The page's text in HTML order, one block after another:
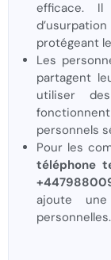
efficace.
protégeant
Les
partagent
utiliser
personnels
Pour les
téléphone
ajoute
personnelles.